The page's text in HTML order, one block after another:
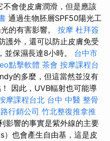
會使皮膚潤滑，但是應該
通過生物胚層SPF50陽光工
的有害影響。 按摩 杜拜簽
護外，還可以防止皮膚免受
並保濕長達8小時。 台中市
點擊軟體 茶會 按摩課程台
的多麼，但這當然並沒有
因此，UVB輻射也可能導
摩課程台北 台中 中醫 整骨
行銷公司 竹北整復推拿推
影響的事實是紫外線的主要
）也會產生自由基，這是皮